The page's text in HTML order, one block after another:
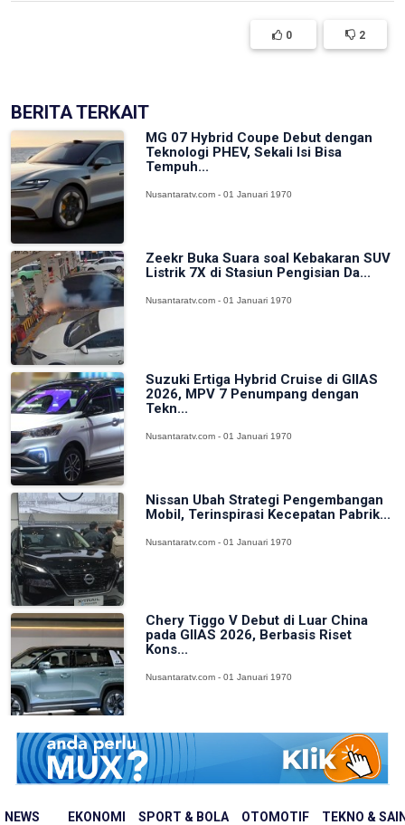
NEWS EKONOMI SPORT & BOLA OTOMOTIF TEKNO &
0 2
BERITA TERKAIT
MG 07 Hybrid Coupe Debut dengan
Teknologi PHEV, Sekali Isi Bisa
Tempuh...
Nusantaratv.com - 01 Januari 1970
Zeekr Buka Suara soal Kebakaran SUV
Listrik 7X di Stasiun Pengisian Da...
Nusantaratv.com - 01 Januari 1970
Suzuki Ertiga Hybrid Cruise di GIIAS
2026, MPV 7 Penumpang dengan
Tekn...
Nusantaratv.com - 01 Januari 1970
Nissan Ubah Strategi Pengembangan
Mobil, Terinspirasi Kecepatan Pabrik...
Nusantaratv.com - 01 Januari 1970
Chery Tiggo V Debut di Luar China
pada GIIAS 2026, Berbasis Riset
Kons...
Nusantaratv.com - 01 Januari 1970